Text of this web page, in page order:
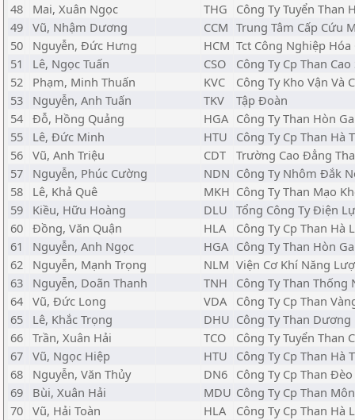
48
Mai, Xuân Ngọc THG
Công Ty Tuyển Than
49 Vũ, Nhậm Dương CCM Trung Tâm Cấp Cứu
50
Nguyễn, Đức Hưng HCM Tct Công Nghiệp Hóa
51
Lê, Ngọc Tuấn CSO
Công Ty Cp Than Cao
52
Phạm, Minh Thuấn KVC
Công Ty Kho Vận Và
53
Nguyễn, Anh Tuấn TKV
Tập Đoàn
54 Đỗ, Hồng Quảng HGA Công Ty Than Hòn
55
Lê, Đức Minh HTU
Công Ty Cp Than Hà
56 Vũ, Anh Triệu CDT
Trường Cao Đẳng
57
Nguyễn, Phúc Cường NDN Công Ty Nhôm Đắk
58
Lê, Khả Quê MKH Công Ty Than Mạo
59
Kiều, Hữu Hoàng DLU Tổng Công Ty Điện
60 Đồng, Văn Quận HLA
Công Ty Cp Than Hà
61
Nguyễn, Anh Ngọc HGA Công Ty Than Hòn
62
Nguyễn, Mạnh Trọng NLM Viện Cơ Khí Năng
63
Nguyễn, Doãn Thanh TNH
Công Ty Than Thống
64 Vũ, Đức Long VDA
Công Ty Cp Than
65
Lê, Khắc Trọng DHU Công Ty Than Dương
66 Trần, Xuân Hải TCO
Công Ty Tuyển Than
67 Vũ, Ngọc Hiệp HTU
Công Ty Cp Than Hà
68
Nguyễn, Văn Thủy DN6 Công Ty Cp Than
69
Bùi, Xuân Hải MDU Công Ty Cp Than
70 Vũ, Hải Toàn HLA
Công Ty Cp Than Hà